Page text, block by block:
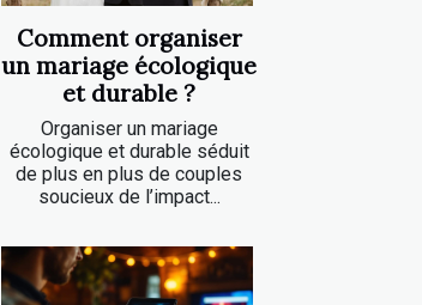
Comment organiser
un mariage écologique
et durable ?
Organiser un mariage
écologique et durable séduit
de plus en plus de couples
soucieux de l’impact...